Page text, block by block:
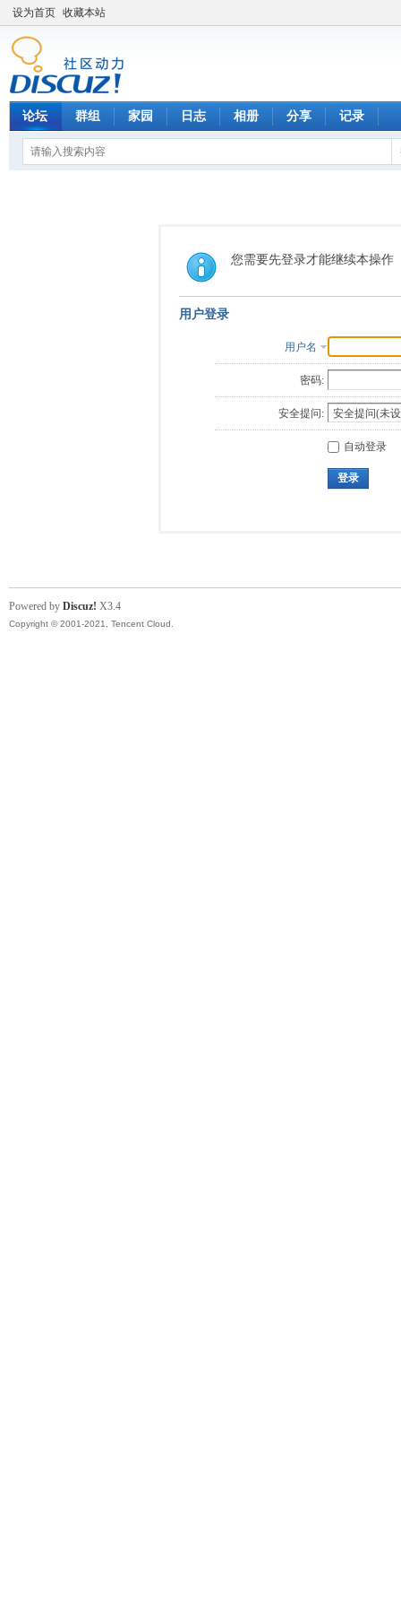
设为首页 收藏本站
论坛 群组 家园 日志 相册 分享 记录
您需要先登录才能继续本操作
用户登录
用户名
密码:
安全提问:
自动登录
登录
Powered by Discuz! X3.4
Copyright © 2001-2021, Tencent Cloud.